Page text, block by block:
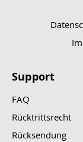
Support
FAQ
Rücktrittsrecht
Rücksendung